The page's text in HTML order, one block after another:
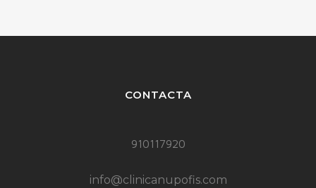
CONTACTA
910117920
info@clinicanupofis.com